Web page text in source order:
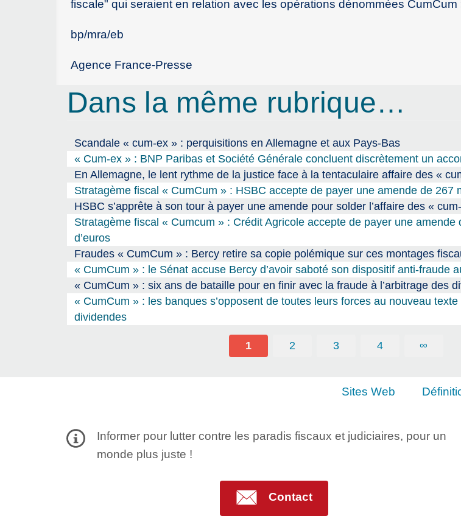
fiscale" qui seraient en relation avec les opérations dénommées CumCum
bp/mra/eb
Agence France-Presse
Dans la même rubrique…
Scandale « cum-ex » : perquisitions en Allemagne et aux Pays-Bas
« Cum-ex » : BNP Paribas et Société Générale concluent discrètement un
En Allemagne, le lent rythme de la justice face à la tentaculaire affaire des «
Stratagème fiscal « CumCum » : HSBC accepte de payer une amende de 267
HSBC s’apprête à son tour à payer une amende pour solder l’affaire des «
Stratagème fiscal « Cumcum » : Crédit Agricole accepte de payer une amende
d’euros
Fraudes « CumCum » : Bercy retire sa copie polémique sur ces montages
« CumCum » : le Sénat accuse Bercy d’avoir saboté son dispositif anti-fraude
« CumCum » : six ans de bataille pour en finir avec la fraude à l’arbitrage des
« CumCum » : les banques s’opposent de toutes leurs forces au nouveau
dividendes
1 2 3 4 ∞
Sites Web
Informer pour lutter contre les paradis fiscaux et judiciaires, pour un
monde plus juste !
Contact